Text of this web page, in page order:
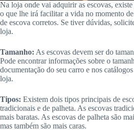
Na loja onde vai adquirir as escovas,
o que lhe irá facilitar a vida no momento
de escova corretos. Se tiver dúvidas,
loja.
Tamanho: As escovas devem ser do
Pode encontrar informações sobre o
documentação do seu carro e nos
loja.
Tipos: Existem dois tipos principais de
tradicionais e de palheta. As escovas
mais baratas. As escovas de palheta são
mas também são mais caras.